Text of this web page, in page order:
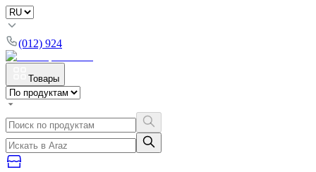
(012) 924
Товары